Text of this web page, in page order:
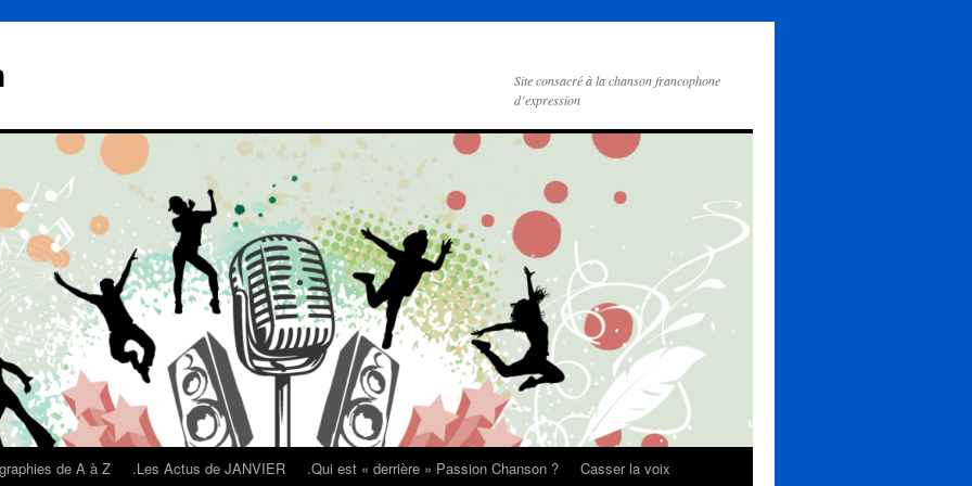
Site consacré à la chanson francophone
d’expression
de A à Z .Les Actus de JANVIER .Qui est « derrière » Passion Chanson ?
Casser la voix